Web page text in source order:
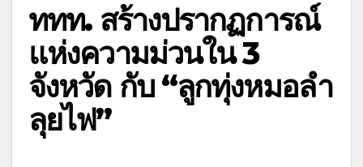
ททท. สร้างปรากฏการณ์
แห่งความม่วนใน 3
จังหวัด กับ “ลูกทุ่งหมอลำ
ลุยไฟ”